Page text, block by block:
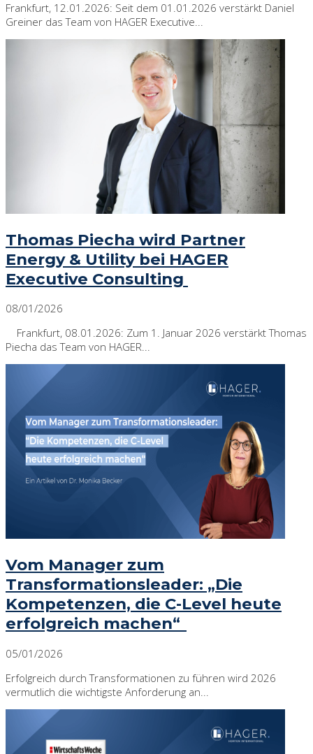
Frankfurt, 12.01.2026: Seit dem 01.01.2026 verstärkt Daniel
Greiner das Team von HAGER Executive...
Thomas Piecha wird Partner
Energy & Utility bei HAGER
Executive Consulting
08/01/2026
Frankfurt, 08.01.2026: Zum 1. Januar 2026 verstärkt Thomas
Piecha das Team von HAGER...
Vom Manager zum
Transformationsleader: „Die
Kompetenzen, die C-Level heute
erfolgreich machen“
05/01/2026
Erfolgreich durch Transformationen zu führen wird 2026
vermutlich die wichtigste Anforderung an...